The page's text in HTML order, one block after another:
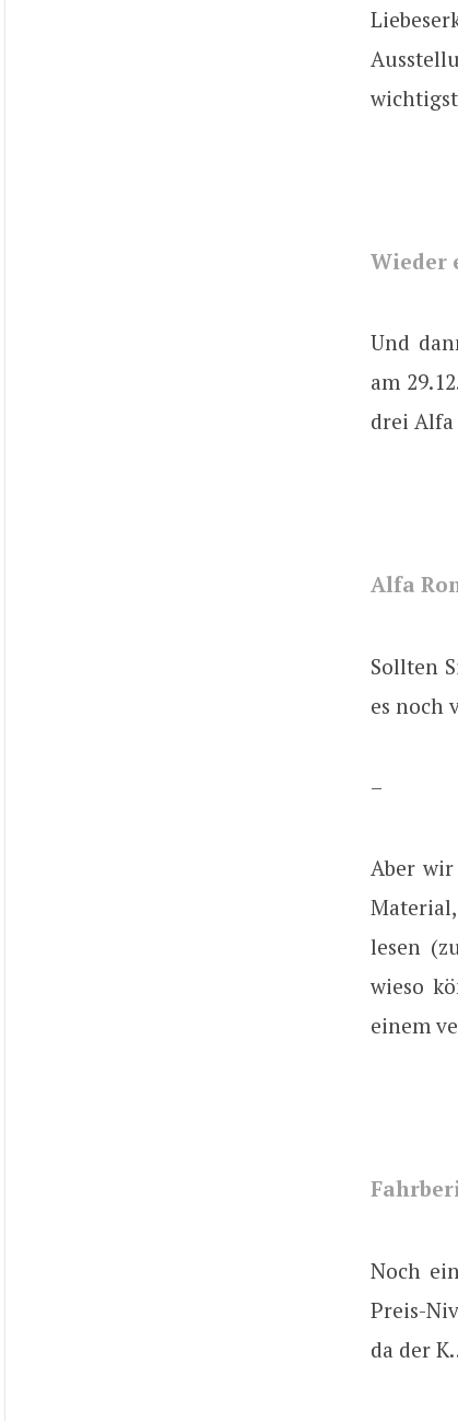
Wieder
Und
am
drei Alfa
Alfa
Sollten
es noch
–
Aber wir
lesen
wieso
einem
Noch
Preis-
da der